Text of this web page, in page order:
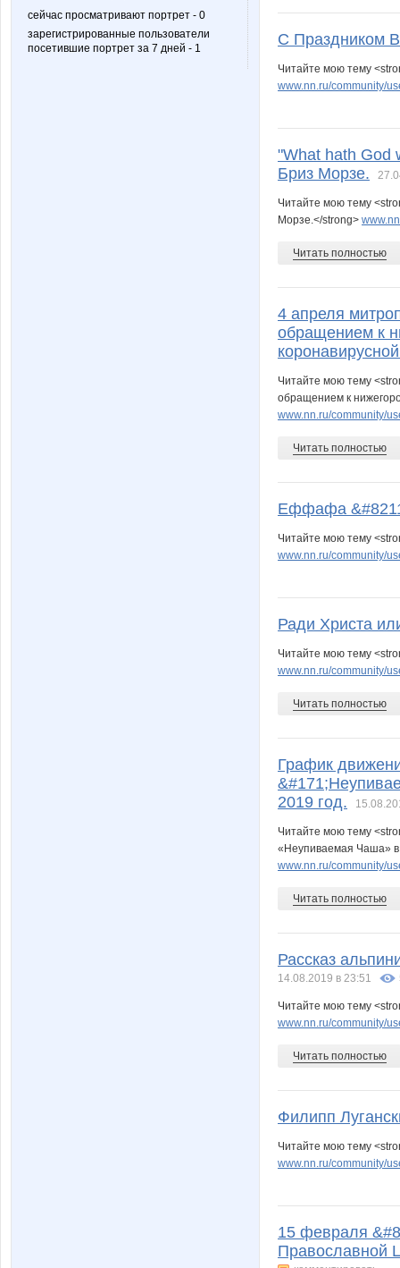
сейчас просматривают портрет - 0
зарегистрированные пользователи
посетившие портрет за 7 дней - 1
С Праздником
Читайте мою тему
www.nn.ru/community/
"What hath God
Бриз Морзе.
Читайте мою тему
Морзе.</strong>
Читать полностью
4 апреля
обращением к
Читайте мою тему
обращением к
www.nn.ru/community/
Читать полностью
Еффафа
Читайте мою тему
www.nn.ru/community/
Ради Христа
Читайте мою тему
www.nn.ru/community/
Читать полностью
График
2019 год.
Читайте мою тему
«Неупиваемая Чаша» в
www.nn.ru/community/
Читать полностью
Рассказ
14.08.2019 в 23:51
Читайте мою тему
www.nn.ru/community/
Читать полностью
Филипп
Читайте мою тему
www.nn.ru/community/
15 февраля
Православной